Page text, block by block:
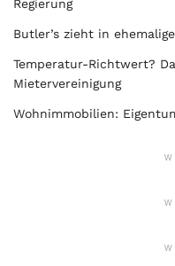
Regierung
Butler’s zieht in
Temperatur-Richtwert?
Mietervereinigung
Wohnimmobilien: